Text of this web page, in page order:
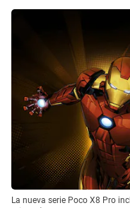
La nueva serie Poco X8 Pro